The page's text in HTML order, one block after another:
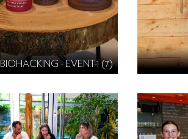
BIOHACKING - EVENT-1 (7)